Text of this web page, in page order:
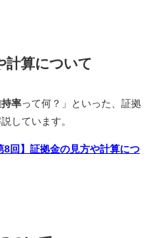
計算について
率って何？」といった、証拠
しています。
回】証拠金の見方や計算につ